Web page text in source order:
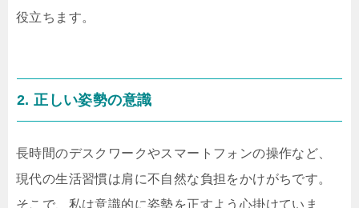
役立ちます。
2. 正しい姿勢の意識
長時間のデスクワークやスマートフォンの操作など、
現代の生活習慣は肩に不自然な負担をかけがちです。
そこで、私は意識的に姿勢を正すよう心掛けていま